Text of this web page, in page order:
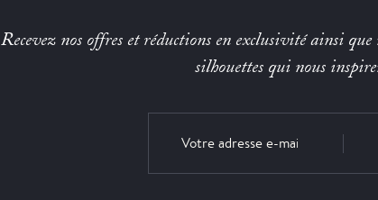
Recevez nos offres et réductions en exclusivité ainsi que
silhouettes qui nous